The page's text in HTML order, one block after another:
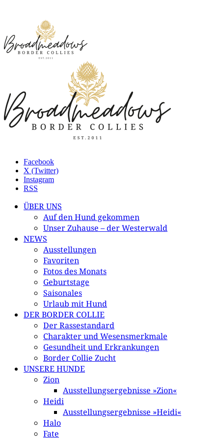
Facebook
X (Twitter)
Instagram
RSS
ÜBER UNS
Auf den Hund gekommen
Unser Zuhause – der Westerwald
NEWS
Ausstellungen
Favoriten
Fotos des Monats
Geburtstage
Saisonales
Urlaub mit Hund
DER BORDER COLLIE
Der Rassestandard
Charakter und Wesensmerkmale
Gesundheit und Erkrankungen
Border Collie Zucht
UNSERE HUNDE
Zion
Ausstellungsergebnisse »Zion«
Heidi
Ausstellungsergebnisse »Heidi«
Halo
Fate